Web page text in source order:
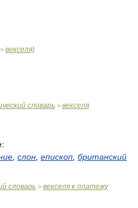
> векселя)
словарь > векселя
слон епископ британский
словарь > векселя к платежу